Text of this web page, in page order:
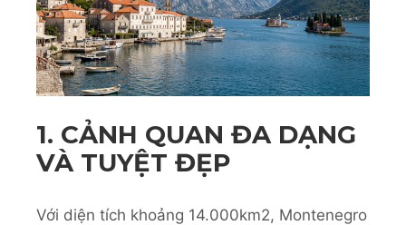
1. CẢNH QUAN ĐA DẠNG
VÀ TUYỆT ĐẸP
Với diện tích khoảng 14.000km2, Montenegro